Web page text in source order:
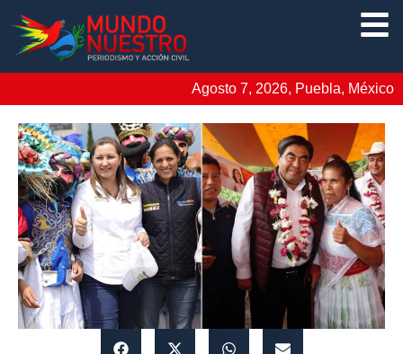
Agosto 7, 2026, Puebla, México